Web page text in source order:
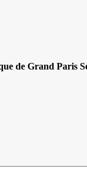
de Grand Paris